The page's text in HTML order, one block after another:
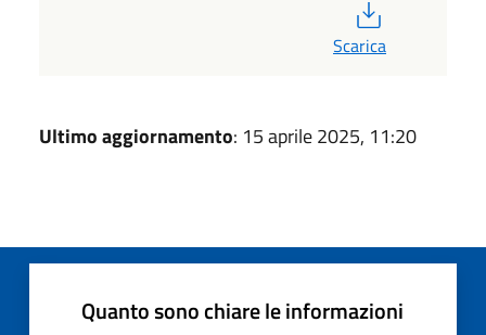
Scarica
Ultimo aggiornamento: 15 aprile 2025, 11:20
Quanto sono chiare le informazioni